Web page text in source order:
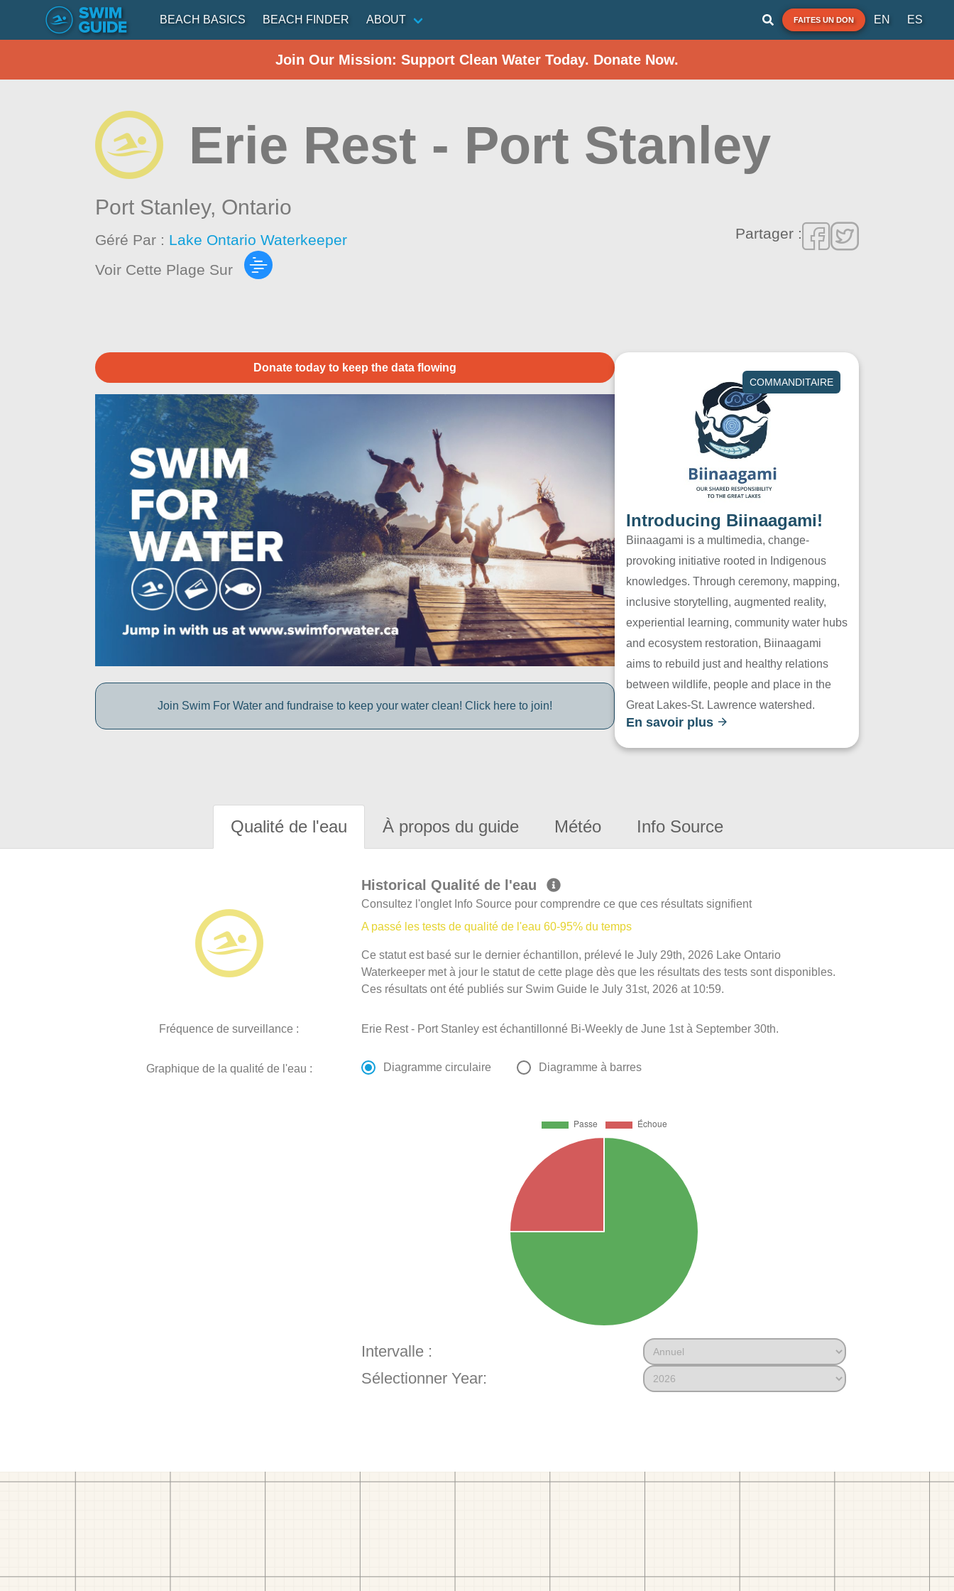
BEACH BASICS BEACH FINDER ABOUT FAITES UN DON EN ES
Join Our Mission: Support Clean Water Today. Donate Now.
Erie Rest - Port Stanley
Port Stanley, Ontario
Géré Par : Lake Ontario Waterkeeper
Voir Cette Plage Sur
Partager :
Donate today to keep the data flowing
Join Swim For Water and fundraise to keep your water clean! Click here to join!
COMMANDITAIRE
Introducing Biinaagami!
Biinaagami is a multimedia, change-
provoking initiative rooted in Indigenous
knowledges. Through ceremony, mapping,
inclusive storytelling, augmented reality,
experiential learning, community water hubs
and ecosystem restoration, Biinaagami
aims to rebuild just and healthy relations
between wildlife, people and place in the
Great Lakes-St. Lawrence watershed.
En savoir plus
Qualité de l'eau À propos du guide Météo Info Source
Historical Qualité de l'eau
Consultez l'onglet Info Source pour comprendre ce que ces résultats signifient
A passé les tests de qualité de l'eau 60-95% du temps
Ce statut est basé sur le dernier échantillon, prélevé le July 29th, 2026 Lake Ontario
Waterkeeper met à jour le statut de cette plage dès que les résultats des tests sont disponibles.
Ces résultats ont été publiés sur Swim Guide le July 31st, 2026 at 10:59.
Fréquence de surveillance : Erie Rest - Port Stanley est échantillonné Bi-Weekly de June 1st à September 30th.
Graphique de la qualité de l'eau : Diagramme circulaire Diagramme à barres
Intervalle :
Sélectionner Year: